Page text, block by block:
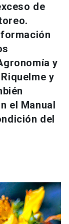
de
y
y
el Manual
del